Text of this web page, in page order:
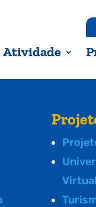
Atividade
Virtual